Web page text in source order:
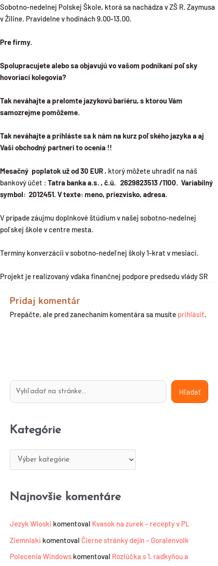
Sobotno-nedelnej Polskej Škole, ktorá sa nachádza v ZŠ R. Zaymusa
v Žiline. Pravidelne v hodinách 9.00-13.00.
Pre firmy.
Spolupracujete alebo sa objavujú vo vašom podnikaní poľsky
hovoriaci kolegovia?
Tak neváhajte a prelomte jazykovú bariéru, s ktorou Vám
samozrejme pomôžeme.
Tak neváhajte a prihláste sa k nám na kurz poľského jazyka a aj
Vaši obchodný partneri to ocenia !!
Mesačný poplatok užod 30 EUR , ktorý môžete uhradiť na náš
bankový účet : Tatra banka a.s. , č.ú. 2629823513 /1100. Variabilný
symbol: 2012451. V texte: meno, priezvisko, adresa.
V prípade záujmu doplnkové štúdium v našej sobotno-nedelnej
poľskej škole v centre mesta.
Termíny konverzácii v sobotno-nedeľnej školy 1-krat v mesiaci.
Projekt je realizovaný vďaka finančnej podpore predsedu vlády SR
Pridaj komentár
Prepáčte, ale pred zanechaním komentára sa musíte prihlásiť
ľ
d
Hľadať
Kategórie
a
e
i
Najnovšie komentáre
Jezyk Wloski komentoval Kvasok na zurek – recepty v PL
Ziemniaki komentoval Čierne stránky dejín – Goralenvolk
Polecenia Windows komentoval Rozlúčka s 1. radkyňou a